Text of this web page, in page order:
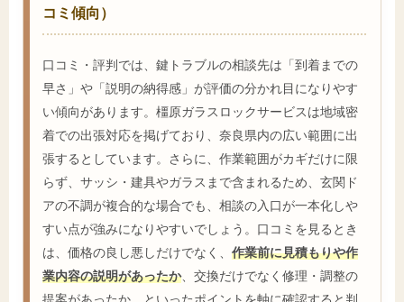
コミ傾向）
口コミ・評判では、鍵トラブルの相談先は「到着までの
早さ」や「説明の納得感」が評価の分かれ目になりやす
い傾向があります。橿原ガラスロックサービスは地域密
着での出張対応を掲げており、奈良県内の広い範囲に出
張するとしています。さらに、作業範囲がカギだけに限
らず、サッシ・建具やガラスまで含まれるため、玄関ド
アの不調が複合的な場合でも、相談の入口が一本化しや
すい点が強みになりやすいでしょう。口コミを見るとき
は、価格の良し悪しだけでなく、 作業前に見積もりや作
業内容の説明があったか、交換だけでなく修理・調整の